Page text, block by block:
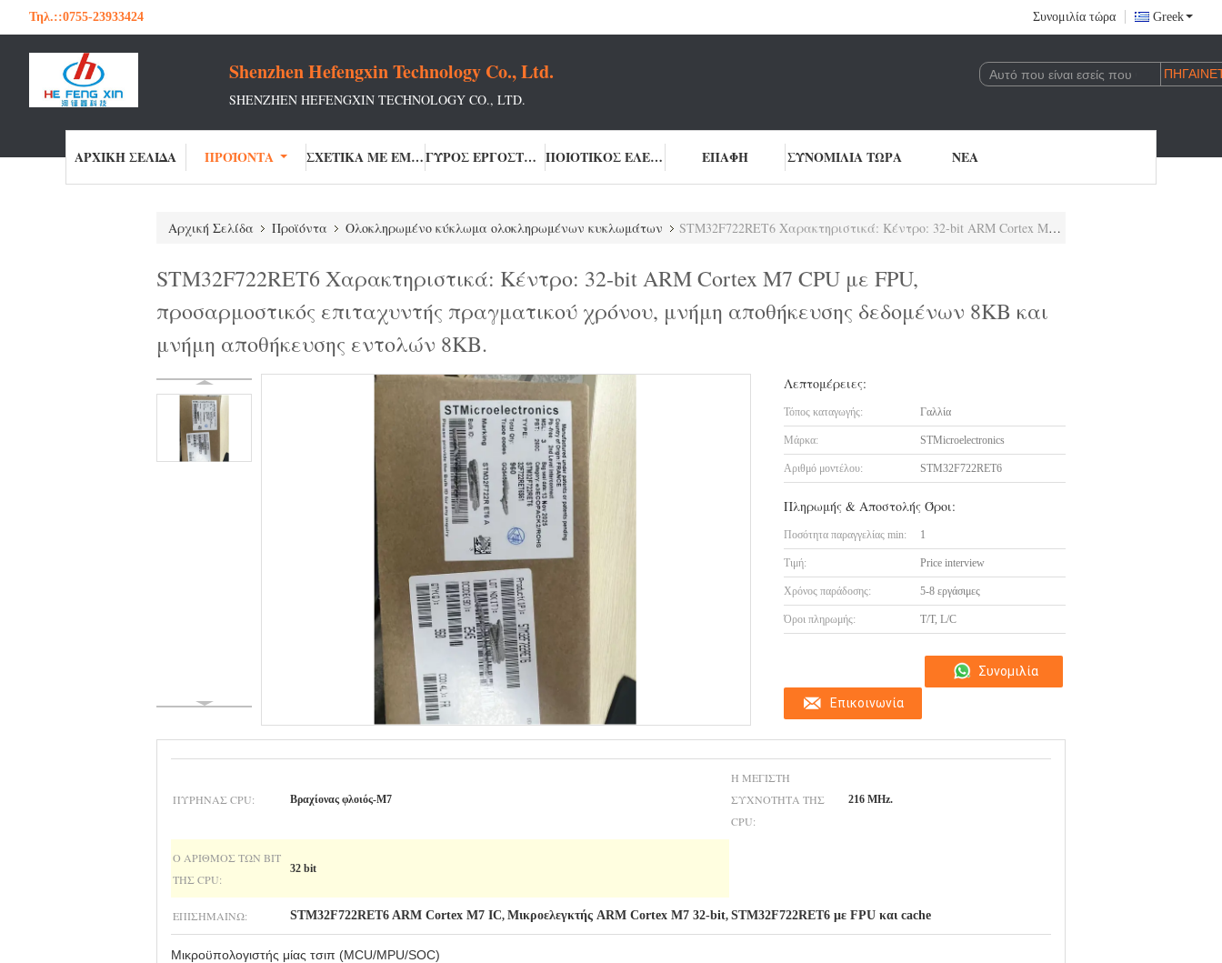
Τηλ.::0755-23933424 Συνομιλία τώρα Greek
Shenzhen Hefengxin Technology Co., Ltd.
SHENZHEN HEFENGXIN TECHNOLOGY CO., LTD.
ΑΡΧΙΚΉ ΣΕΛΊΔΑ ΠΡΟΪΌΝΤΑ ΣΧΕΤΙΚΆ ΜΕ ΕΜΆΣ ΓΎΡΟΣ ΕΡΓΟΣΤΑΣΊΩΝ ΠΟΙΟΤΙΚΌΣ ΈΛΕΓΧΟΣ ΕΠΑΦΉ ΣΥΝΟΜΙΛΊΑ ΤΏΡΑ ΝΈΑ
Αρχική Σελίδα Προϊόντα Ολοκληρωμένο κύκλωμα ολοκληρωμένων κυκλωμάτων STM32F722RET6 Χαρακτηριστικά: Κέντρο: 32-bit ARM Cortex M7 CPU με FPU, προσαρμοστικός επιταχυντής πραγματικού χρόνου, μνήμη αποθήκευσης δεδομένων 8KB και μνήμη αποθήκευσης εντολών 8KB.
STM32F722RET6 Χαρακτηριστικά: Κέντρο: 32-bit ARM Cortex M7 CPU με FPU,
προσαρμοστικός επιταχυντής πραγματικού χρόνου, μνήμη αποθήκευσης δεδομένων 8KB και
μνήμη αποθήκευσης εντολών 8KB.
Λεπτομέρειες:
Τόπος καταγωγής: Γαλλία
Μάρκα: STMicroelectronics
Αριθμό μοντέλου: STM32F722RET6
Πληρωμής & Αποστολής Όροι:
Ποσότητα παραγγελίας min: 1
Τιμή: Price interview
Χρόνος παράδοσης: 5-8 εργάσιμες
Όροι πληρωμής: T/T, L/C
Επικοινωνία
Συνομιλία
ΠΥΡΉΝΑΣ CPU: Βραχίονας φλοιός-M7
Η ΜΈΓΙΣΤΗ
ΣΥΧΝΌΤΗΤΑ ΤΗΣ
CPU:
216 MHz.
Ο ΑΡΙΘΜΌΣ ΤΩΝ BIT
ΤΗΣ CPU:
32 bit
ΕΠΙΣΗΜΑΊΝΩ: STM32F722RET6 ARM Cortex M7 IC, Μικροελεγκτής ARM Cortex M7 32-bit, STM32F722RET6 με FPU και cache
Μικροϋπολογιστής μίας τσιπ (MCU/MPU/SOC)